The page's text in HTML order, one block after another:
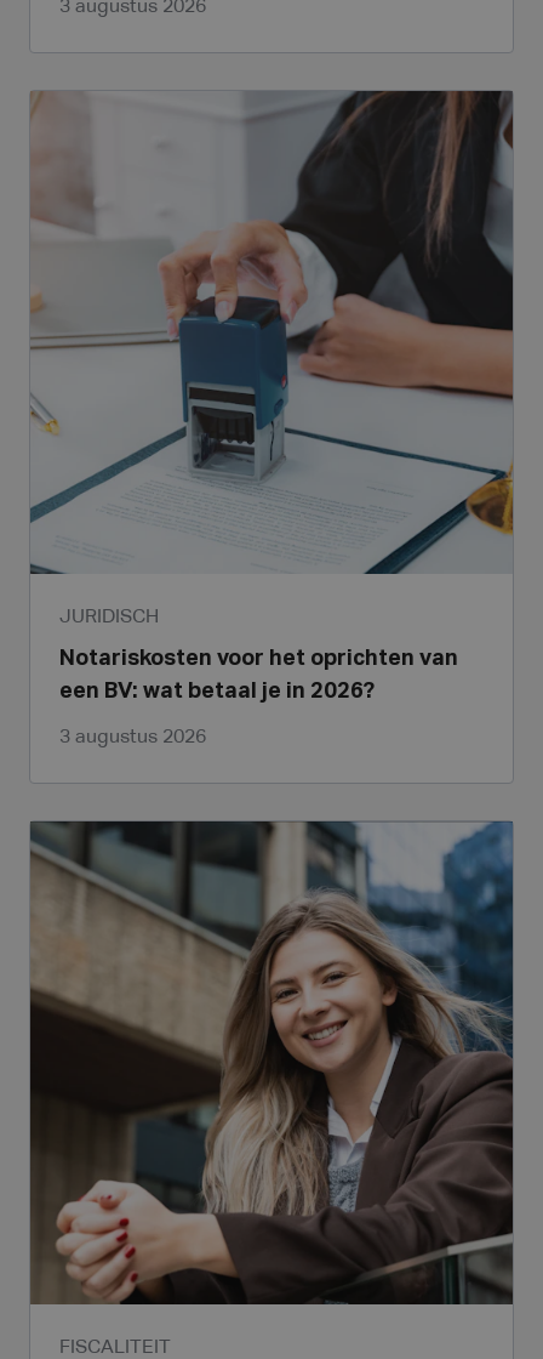
3 augustus 2026
JURIDISCH
Notariskosten voor het oprichten van
een BV: wat betaal je in 2026?
3 augustus 2026
FISCALITEIT